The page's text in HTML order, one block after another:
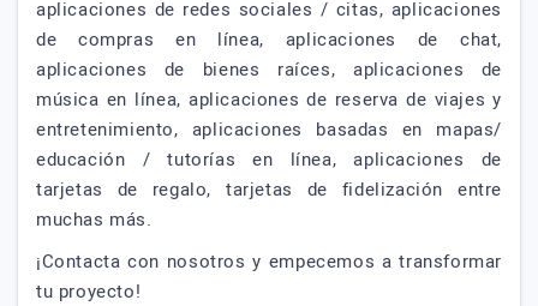
aplicaciones de redes sociales / citas, aplicaciones
de compras en línea, aplicaciones de chat,
aplicaciones de bienes raíces, aplicaciones de
música en línea, aplicaciones de reserva de viajes y
entretenimiento, aplicaciones basadas en mapas/
educación / tutorías en línea, aplicaciones de
tarjetas de regalo, tarjetas de fidelización entre
muchas más.
¡Contacta con nosotros y empecemos a transformar
tu proyecto!